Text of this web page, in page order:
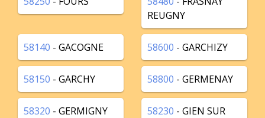
REUGNY
58140 - GACOGNE 58600 - GARCHIZY
58150 - GARCHY 58800 - GERMENAY
58320 - GERMIGNY
58230 - GIEN SUR